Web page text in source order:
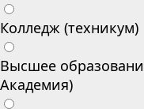
Колледж (техникум)
Высшее
Академия)